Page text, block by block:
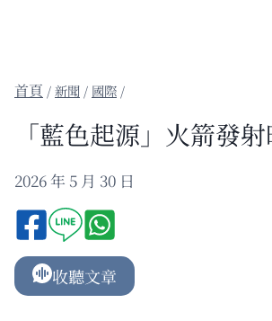
/新聞 / 國際 /
「藍色起源」火箭發
2026 年 5 月 30 日
收聽文章